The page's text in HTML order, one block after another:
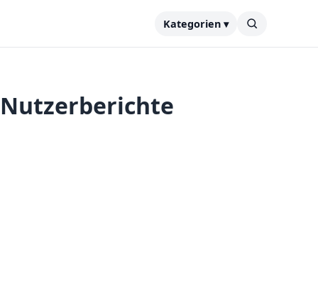
Kategorien ▾